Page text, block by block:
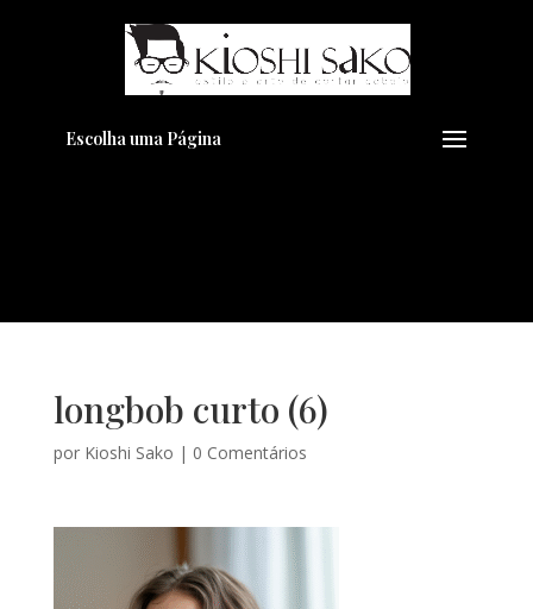
Escolha uma Página
longbob curto (6)
por Kioshi Sako | 0 Comentários
Pensando em transformar seu
Visual??